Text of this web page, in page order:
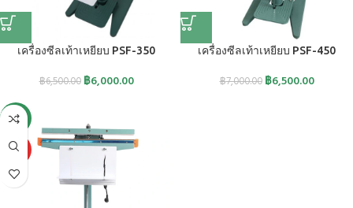
เครื่องซีลเท้าเหยียบ PSF-350
฿6,500.00 ฿6,000.00
เครื่องซีลเท้าเหยียบ PSF-450
฿7,000.00 ฿6,500.00
-6%
HOT